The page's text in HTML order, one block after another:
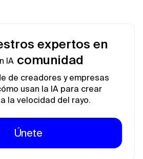
expertos en
comunidad
de creadores y empresas
usan la IA para crear
la velocidad del rayo.
Únete